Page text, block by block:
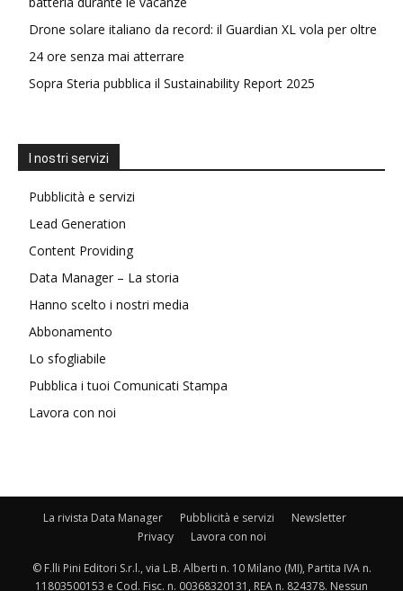
Drone solare italiano da record: il Guardian XL vola per oltre
24 ore senza mai atterrare
Sopra Steria pubblica il Sustainability Report 2025
I nostri servizi
Pubblicità e servizi
Lead Generation
Content Providing
Data Manager – La storia
Hanno scelto i nostri media
Abbonamento
Lo sfogliabile
Pubblica i tuoi Comunicati Stampa
Lavora con noi
La rivista Data Manager Pubblicità e servizi
Newsletter
Privacy
Lavora con noi
© F.lli Pini Editori S.r.l., via L.B. Alberti n. 10 Milano (MI), Partita IVA n.
11803500153 e Cod. Fisc. n. 00368320131, REA n. 824378. Nessun